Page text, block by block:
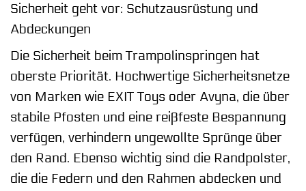
Sicherheit geht vor: Schutzausrüstung und
Abdeckungen
Die Sicherheit beim Trampolinspringen hat
oberste Priorität. Hochwertige Sicherheitsnetze
von Marken wie EXIT Toys oder Avyna, die über
stabile Pfosten und eine reißfeste Bespannung
verfügen, verhindern ungewollte Sprünge über
den Rand. Ebenso wichtig sind die Randpolster,
die die Federn und den Rahmen abdecken und